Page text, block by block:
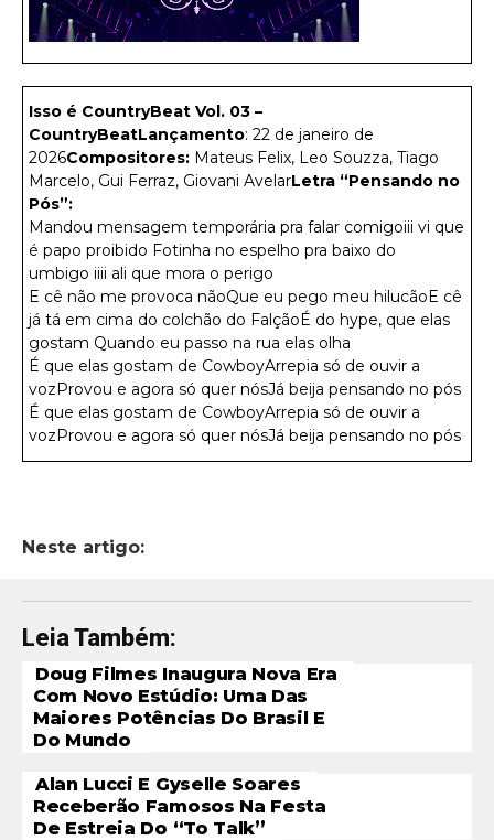
Isso é CountryBeat Vol. 03 –
CountryBeatLançamento: 22 de janeiro de
2026Compositores: Mateus Felix, Leo Souzza, Tiago
Marcelo, Gui Ferraz, Giovani AvelarLetra “Pensando no
Pós”:
Mandou mensagem temporária pra falar comigoiii vi que
é papo proibido Fotinha no espelho pra baixo do
umbigo iiii ali que mora o perigo
E cê não me provoca nãoQue eu pego meu hilucãoE cê
já tá em cima do colchão do FalçãoÉ do hype, que elas
gostam Quando eu passo na rua elas olha
É que elas gostam de CowboyArrepia só de ouvir a
vozProvou e agora só quer nósJá beija pensando no pós
É que elas gostam de CowboyArrepia só de ouvir a
vozProvou e agora só quer nósJá beija pensando no pós
Neste artigo:
Leia Também:
Doug Filmes Inaugura Nova Era
Com Novo Estúdio: Uma Das
Maiores Potências Do Brasil E
Do Mundo
Alan Lucci E Gyselle Soares
Receberão Famosos Na Festa
De Estreia Do “To Talk”